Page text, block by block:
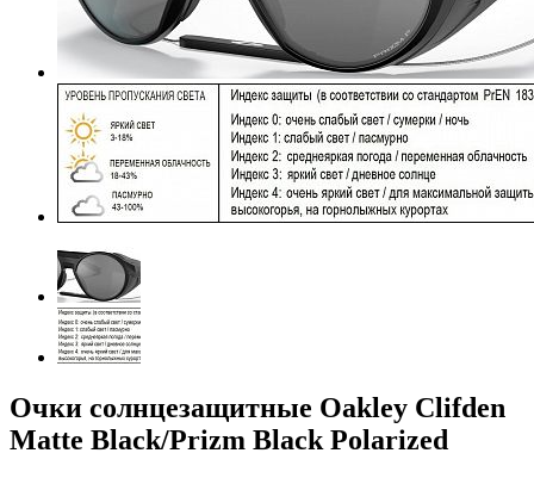
Очки солнцезащитные Oakley Clifden
Matte Black/Prizm Black Polarized